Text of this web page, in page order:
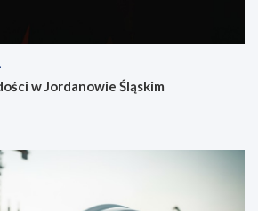
w Jordanowie Śląskim